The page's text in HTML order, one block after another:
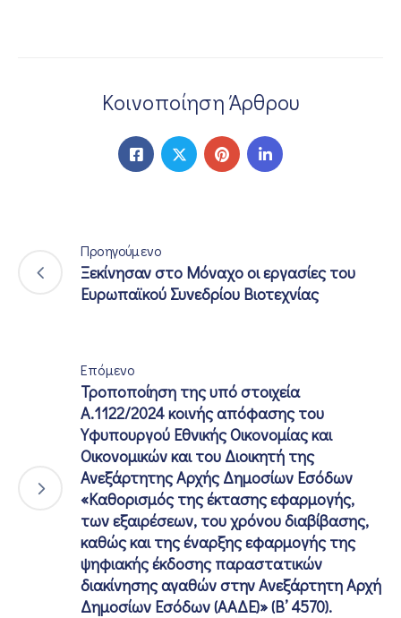
Κοινοποίηση Άρθρου
Προηγούμενο
Ξεκίνησαν στο Μόναχο οι εργασίες του
Ευρωπαϊκού Συνεδρίου Βιοτεχνίας
Επόμενο
Τροποποίηση της υπό στοιχεία
Α.1122/2024 κοινής απόφασης του
Υφυπουργού Εθνικής Οικονομίας και
Οικονομικών και του Διοικητή της
Ανεξάρτητης Αρχής Δημοσίων Εσόδων
«Καθορισμός της έκτασης εφαρμογής,
των εξαιρέσεων, του χρόνου διαβίβασης,
καθώς και της έναρξης εφαρμογής της
ψηφιακής έκδοσης παραστατικών
διακίνησης αγαθών στην Ανεξάρτητη Αρχή
Δημοσίων Εσόδων (ΑΑΔΕ)» (Β’ 4570).